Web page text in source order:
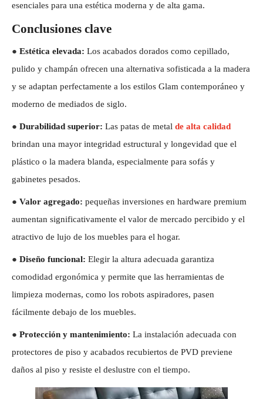
esenciales para una estética moderna y de alta gama.
Conclusiones clave
● Estética elevada: Los acabados dorados como cepillado,
pulido y champán ofrecen una alternativa sofisticada a la madera
y se adaptan perfectamente a los estilos Glam contemporáneo y
moderno de mediados de siglo.
● Durabilidad superior: Las patas de metal de alta calidad
brindan una mayor integridad estructural y longevidad que el
plástico o la madera blanda, especialmente para sofás y
gabinetes pesados.
● Valor agregado: pequeñas inversiones en hardware premium
aumentan significativamente el valor de mercado percibido y el
atractivo de lujo de los muebles para el hogar.
● Diseño funcional: Elegir la altura adecuada garantiza
comodidad ergonómica y permite que las herramientas de
limpieza modernas, como los robots aspiradores, pasen
fácilmente debajo de los muebles.
● Protección y mantenimiento: La instalación adecuada con
protectores de piso y acabados recubiertos de PVD previene
daños al piso y resiste el deslustre con el tiempo.